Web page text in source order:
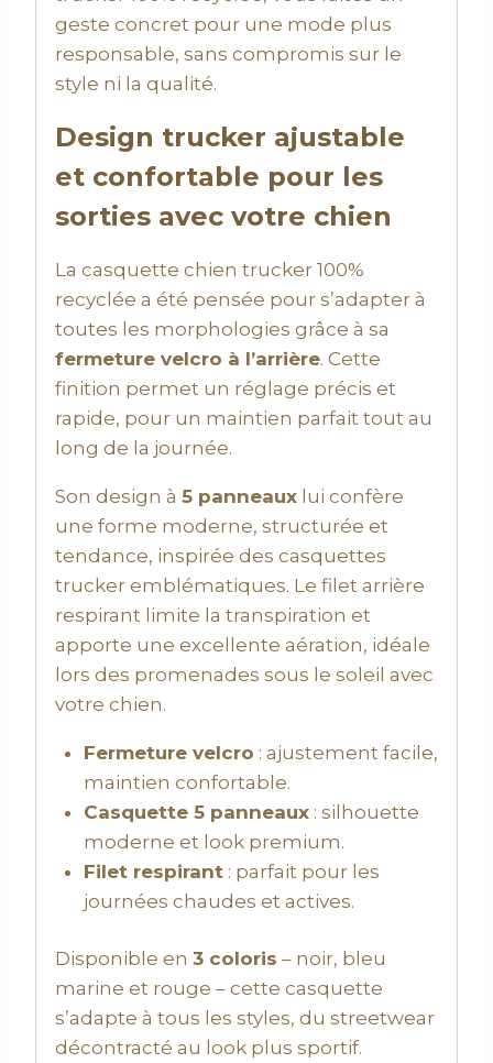
geste concret pour une mode plus
responsable, sans compromis sur le
style ni la qualité.
Design trucker ajustable
et confortable pour les
sorties avec votre chien
La casquette chien trucker 100%
recyclée a été pensée pour s’adapter à
toutes les morphologies grâce à sa
fermeture velcro à l’arrière. Cette
finition permet un réglage précis et
rapide, pour un maintien parfait tout au
long de la journée.
Son design à 5 panneaux lui confère
une forme moderne, structurée et
tendance, inspirée des casquettes
trucker emblématiques. Le filet arrière
respirant limite la transpiration et
apporte une excellente aération, idéale
lors des promenades sous le soleil avec
votre chien.
Fermeture velcro : ajustement facile,
maintien confortable.
Casquette 5 panneaux: silhouette
moderne et look premium.
Filet respirant: parfait pour les
journées chaudes et actives.
Disponible en 3 coloris – noir, bleu
marine et rouge – cette casquette
s’adapte à tous les styles, du streetwear
décontracté au look plus sportif.